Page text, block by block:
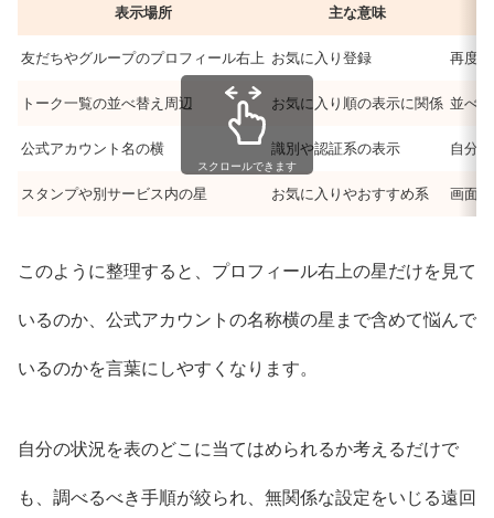
表示場所 主な意味
友だちやグループのプロフィール右上 お気に入り登録 再度
トーク一覧の並べ替え周辺 お気に入り順の表示に関係 並べ
公式アカウント名の横 識別や認証系の表示 自分
スタンプや別サービス内の星 お気に入りやおすすめ系 画面
スクロールできます
このように整理すると、プロフィール右上の星だけを見て
いるのか、公式アカウントの名称横の星まで含めて悩んで
いるのかを言葉にしやすくなります。
自分の状況を表のどこに当てはめられるか考えるだけで
も、調べるべき手順が絞られ、無関係な設定をいじる遠回